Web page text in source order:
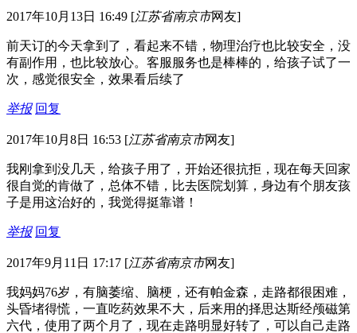
2017年10月13日 16:49 [江苏省南京市网友]
前天订的今天拿到了，看起来不错，物理治疗也比较安全，没
有副作用，也比较放心。客服服务也是棒棒的，给孩子试了一
次，感觉很安全，效果看后续了
举报 回复
2017年10月8日 16:53 [江苏省南京市网友]
我刚拿到没几天，给孩子用了，开始还很抗拒，现在每天回家
很自觉的肯做了，总体不错，比去医院划算，身边有个朋友孩
子是用这治好的，我觉得挺靠谱！
举报 回复
2017年9月11日 17:17 [江苏省南京市网友]
我妈妈76岁，有脑萎缩、脑梗，还有帕金森，走路都很困难，
头昏堵得慌，一直吃药效果不大，后来用的择思达斯经颅磁第
六代，使用了两个月了，现在走路明显好转了，可以自己走路